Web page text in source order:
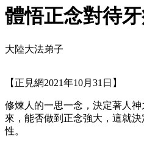
體悟正念對待
大陸大法弟子
【正見網2021年10月31日】
修煉人的一思一念，決定著人
來，能否做到正念強大，這就
性。